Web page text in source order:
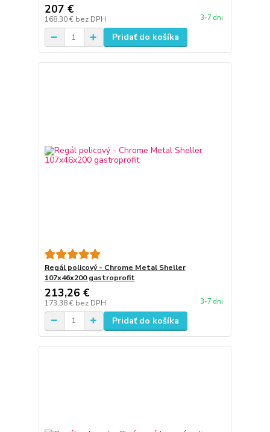
207 €
168,30 € bez DPH 3-7 dni
Pridať do košíka
Regál policový - Chrome Metal Sheller
107x46x200 gastroprofit
213,26 €
173,38 € bez DPH 3-7 dni
Pridať do košíka